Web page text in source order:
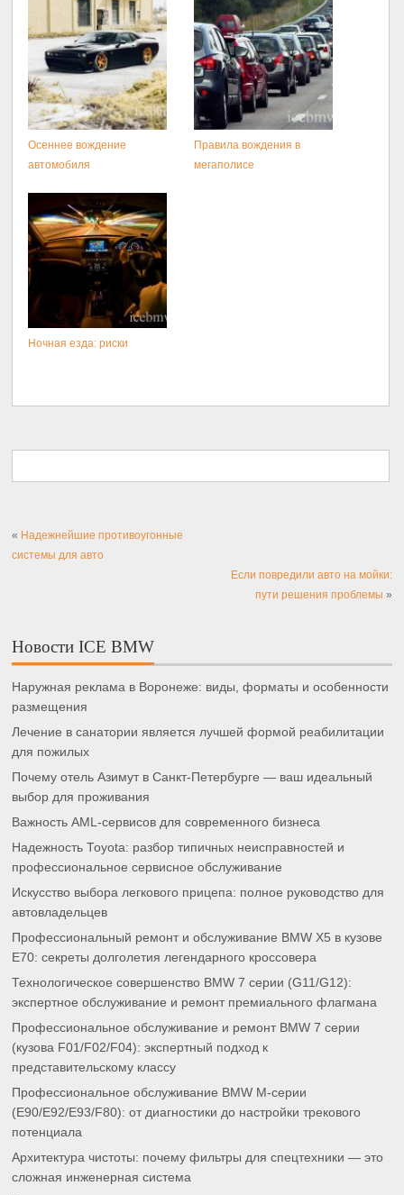
Осеннее вождение
автомобиля
Правила вождения в
мегаполисе
Ночная езда: риски
« Надежнейшие противоугонные
системы для авто
Если повредили авто на мойки:
пути решения проблемы »
Новости ICE BMW
Наружная реклама в Воронеже: виды, форматы и особенности
размещения
Лечение в санатории является лучшей формой реабилитации
для пожилых
Почему отель Азимут в Санкт-Петербурге — ваш идеальный
выбор для проживания
Важность AML-сервисов для современного бизнеса
Надежность Toyota: разбор типичных неисправностей и
профессиональное сервисное обслуживание
Искусство выбора легкового прицепа: полное руководство для
автовладельцев
Профессиональный ремонт и обслуживание BMW X5 в кузове
E70: секреты долголетия легендарного кроссовера
Технологическое совершенство BMW 7 серии (G11/G12):
экспертное обслуживание и ремонт премиального флагмана
Профессиональное обслуживание и ремонт BMW 7 серии
(кузова F01/F02/F04): экспертный подход к
представительскому классу
Профессиональное обслуживание BMW M-серии
(E90/E92/E93/F80): от диагностики до настройки трекового
потенциала
Архитектура чистоты: почему фильтры для спецтехники — это
сложная инженерная система